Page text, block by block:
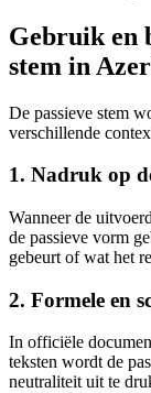
Gebruik en
stem in
De passieve stem
verschillende
1. Nadruk op
Wanneer de
de passieve vorm
gebeurt of wat het
2. Formele en
In officiële
teksten wordt de
neutraliteit uit te